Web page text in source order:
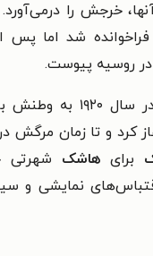
خرجش را
شد اما پس
روسیه پیوست.
در سال ۱۹۲۰
برای هاشک شهرتی
نمایشی و